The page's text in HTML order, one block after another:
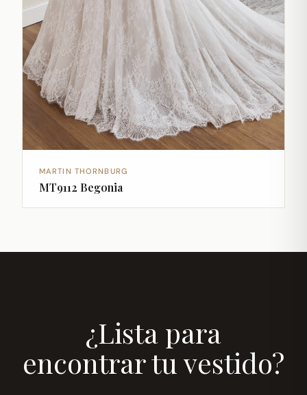
MARTIN THORNBURG
MT9112 Begonia
¿Lista para
encontrar tu vestido?